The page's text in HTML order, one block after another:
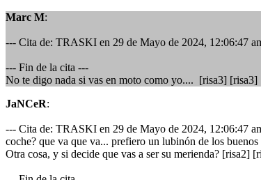
Marc M:
--- Cita de: TRASKI en 29 de Mayo de 2024, 12:06:47
--- Fin de la cita ---
No te digo nada si vas en moto como yo.... [risa3] [risa3]
JaNCeR:
--- Cita de: TRASKI en 29 de Mayo de 2024, 12:06:47
coche? que va que va... prefiero un lubinón de los
Otra cosa, y si decide que vas a ser su merienda? [risa2]